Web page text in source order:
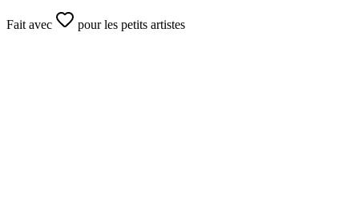
Fait avec pour les petits artistes